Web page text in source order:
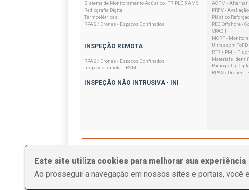
Sistema de Monitoramento Acústico - TRIPLE 5 AMS
Radiografia Digital
Termoelétricas
RPAS / Drones - Espaços Confinados
INSPEÇÃO REMOTA
RPAS / Drones - Espaços Confinados
Inspeção remota - IRVM
INSPEÇÃO NÃO INTRUSIVA - INI
ACFM -
PRFV -
Plástico
PEC Offshore -
VPAC II
MCRF -
Ultrassom ToFD
RTR + PMI -
Materials
Radiografia
RPAS / Drones -
Este site utiliza cookies para melhorar sua experiência
Ao prosseguir a navegação em nossos sites e portais, você